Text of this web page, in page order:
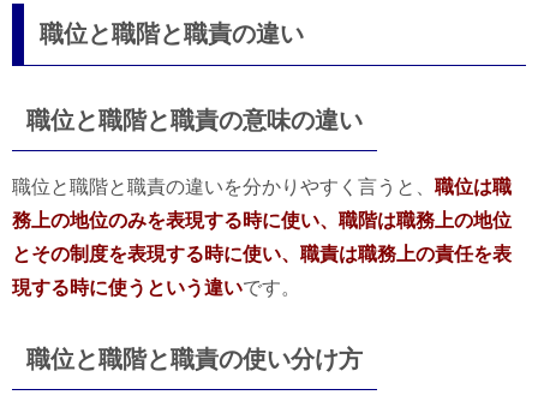
職位と職階と職責の違い
職位と職階と職責の意味の違い
職位と職階と職責の違いを分かりやすく言うと、 職位は職
務上の地位のみを表現する時に使い、職階は職務上の地位
とその制度を表現する時に使い、職責は職務上の責任を表
現する時に使うという違いです。
職位と職階と職責の使い分け方